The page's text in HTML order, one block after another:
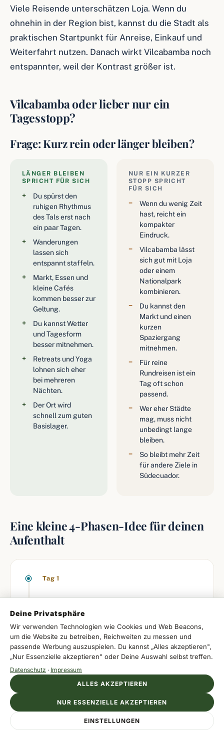
Viele Reisende unterschätzen Loja. Wenn du
ohnehin in der Region bist, kannst du die Stadt als
praktischen Startpunkt für Anreise, Einkauf und
Weiterfahrt nutzen. Danach wirkt Vilcabamba noch
entspannter, weil der Kontrast größer ist.
Vilcabamba oder lieber nur ein
Tagesstopp?
Frage: Kurz rein oder länger bleiben?
LÄNGER BLEIBEN
SPRICHT FÜR SICH
Du spürst den
ruhigen Rhythmus
des Tals erst nach
ein paar Tagen.
Wanderungen
lassen sich
entspannt staffeln.
Markt, Essen und
kleine Cafés
kommen besser zur
Geltung.
Du kannst Wetter
und Tagesform
besser mitnehmen.
Retreats und Yoga
lohnen sich eher
bei mehreren
Nächten.
Der Ort wird
schnell zum guten
Basislager.
NUR EIN KURZER
STOPP SPRICHT
FÜR SICH
Wenn du wenig Zeit
hast, reicht ein
kompakter
Eindruck.
Vilcabamba lässt
sich gut mit Loja
oder einem
Nationalpark
kombinieren.
Du kannst den
Markt und einen
kurzen
Spaziergang
mitnehmen.
Für reine
Rundreisen ist ein
Tag oft schon
passend.
Wer eher Städte
mag, muss nicht
unbedingt lange
bleiben.
So bleibt mehr Zeit
für andere Ziele in
Südecuador.
Eine kleine 4-Phasen-Idee für deinen
Aufenthalt
Tag 1
Nach der Anreise aus Loja oder von weiter her
reicht am ersten Tag ein kurzer Ortsspaziergang.
So findest du Supermarkt, Café und Unterkunft
ohne Stress.
Tag 2 — Markt und Talblick
Starte mit dem Markt und nimm dir danach eine
Anzeige
Erholung am Atlantik buchen
Deine Privatsphäre
Wir verwenden Technologien wie Cookies und Web Beacons,
um die Website zu betreiben, Reichweiten zu messen und
passende Werbung auszuspielen. Du kannst „Alles akzeptieren",
„Nur Essenzielle akzeptieren" oder Deine Auswahl selbst treffen.
Datenschutz · Impressum
EINSTELLUNGEN
NUR ESSENZIELLE AKZEPTIEREN
ALLES AKZEPTIEREN